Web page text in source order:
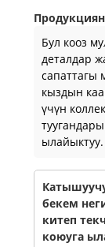
Бул кооз
деталдар
сапаттагы
кыздын
үчүн
ылайыктуу.
бекем
китеп
коюуга